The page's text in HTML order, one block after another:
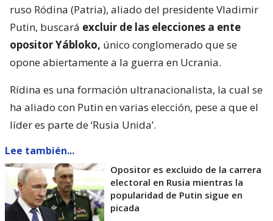
ruso Ródina (Patria), aliado del presidente Vladimir
Putin, buscará excluir de las elecciones a ente
opositor Yábloko, único conglomerado que se
opone abiertamente a la guerra en Ucrania.
Rídina es una formación ultranacionalista, la cual se
ha aliado con Putin en varias elección, pese a que el
líder es parte de ‘Rusia Unida’.
Lee también...
Opositor es excluido de la carrera
electoral en Rusia mientras la
popularidad de Putin sigue en
picada